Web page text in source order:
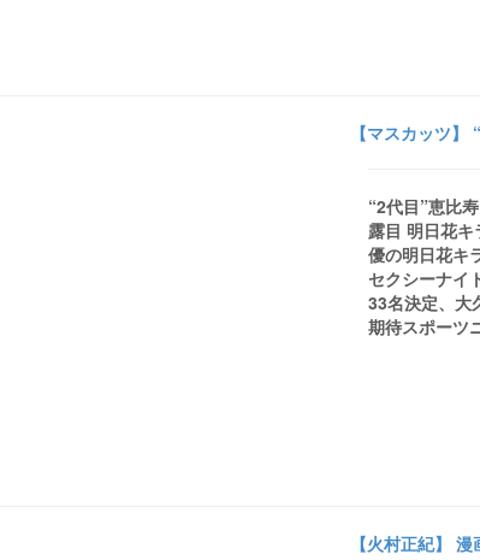
【マスカッツ
“2代目”恵比
露目 明日花
優の明日花キ
セクシーナイ
33名決定、大
期待スポーツ
【火村正紀】